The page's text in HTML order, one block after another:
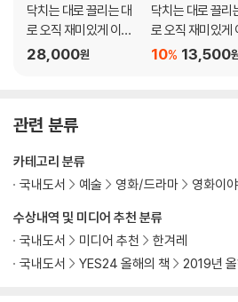
44. 「최악의 하루」 김종관
45. 「히치콕 트뤼포」 켄트 존스
46. 「태풍이 지나가고」 고레에다 히로카즈
49. 「본 투 비 블루」 로버트 뷔드로
51. 「곡성」 나홍진
52. 「캡틴 아메리카: 시빌 워」 조 루소, 앤서
53. 「아노말리사」 찰리 코프먼, 듀크 존슨
54. 「한여름의 판타지아」 장건재
55. 「킹스맨: 시크릿 에이전트」 매슈 본
56. 「나를 찾아줘」 데이비드 핀처
닥치는 대로 끌리는 대
로 오직 재미있게 이동
진 독서법 (큰글자도
28,000원
닥치는 대로 끌리
로 오직 재미있게
진 독서법13,500
10%
관련 분류
수상내역 및 미디어 추천 분류
국내도서
미디어 추천
한겨레
국내도서
YES24 올해의 책 2019년
카테고리 분류
국내도서
예술 영화/드라마 영화이